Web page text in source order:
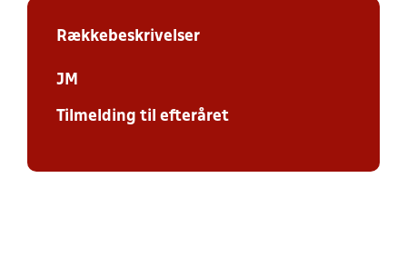
Rækkebeskrivelser
JM
Tilmelding til efteråret